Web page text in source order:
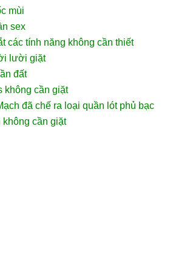
mùi
sex
các tính năng không cần thiết
lười giặt
đất
không cần giặt
đã chế ra loại quần lót phủ bạc
không cần giặt